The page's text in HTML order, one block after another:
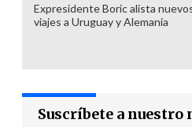
Expresidente Boric alista
viajes a Uruguay y Alemania
Suscríbete a